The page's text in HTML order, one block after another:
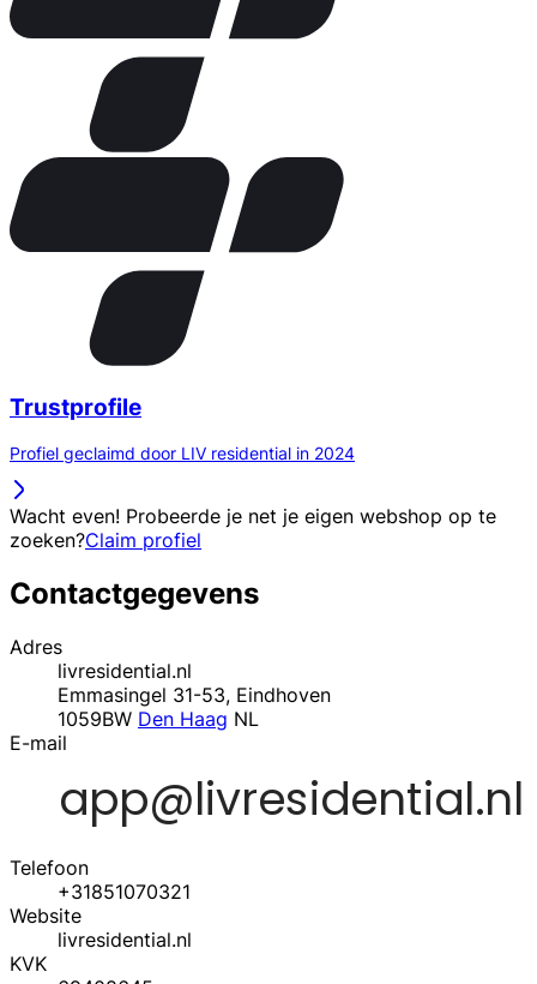
Trustprofile
Profiel geclaimd door LIV residential in 2024
Wacht even! Probeerde je net je eigen webshop op te
zoeken?Claim profiel
Contactgegevens
Adres
livresidential.nl
Emmasingel 31-53, Eindhoven
1059BW Den Haag NL
E-mail
Telefoon
+31851070321
Website
livresidential.nl
KVK